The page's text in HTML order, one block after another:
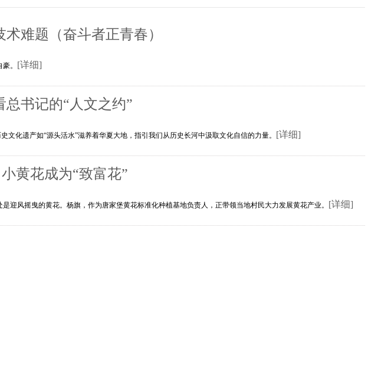
难题（奋斗者正青春）
。 [详细]
总书记的“人文之约”
文化遗产如“源头活水”滋养着华夏大地，指引我们从历史长河中汲取文化自信的力量。 [详细]
黄花成为“致富花”
迎风摇曳的黄花。杨旗，作为唐家堡黄花标准化种植基地负责人，正带领当地村民大力发展黄花产业。 [详细]